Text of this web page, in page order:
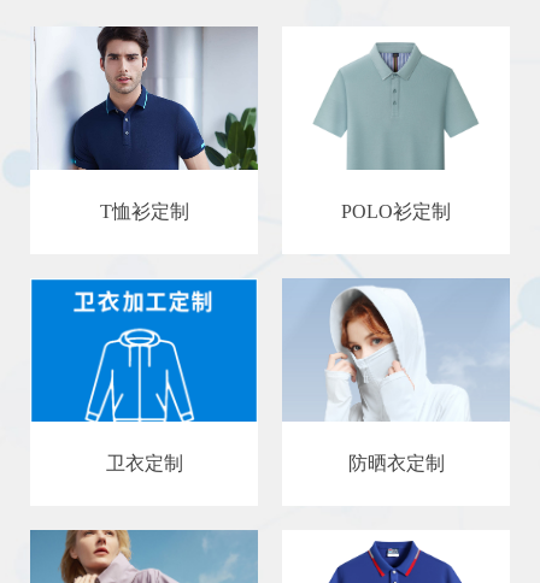
T恤衫定制 POLO衫定制
卫衣定制 防晒衣定制